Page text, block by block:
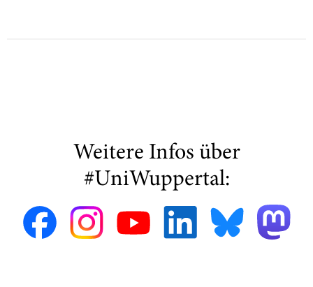
Weitere Infos über
#UniWuppertal: